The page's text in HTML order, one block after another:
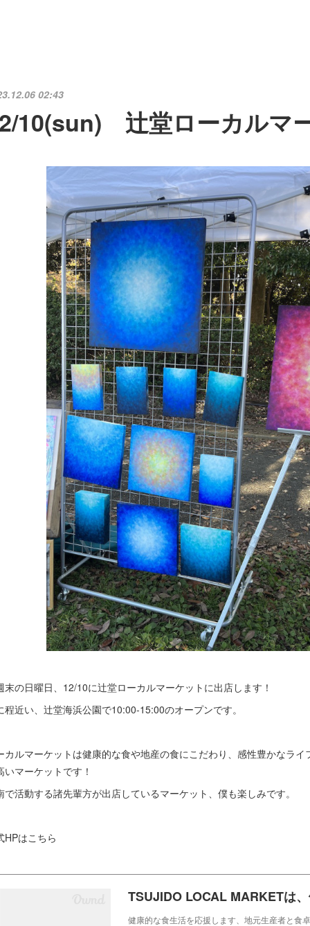
02:43
10(sun) 辻堂ローカルマ
末の日曜日、12/10に辻堂ローカルマーケットに出店します！
程近い、辻堂海浜公園で10:00-15:00のオープンです。
カルマーケットは健康的な食や地産の食にこだわり、感性豊かなラ
いマーケットです！
で活動する諸先輩方が出店しているマーケット、僕も楽しみです。
HPはこちら
健康的な食生活を応援します、地元生産者と食